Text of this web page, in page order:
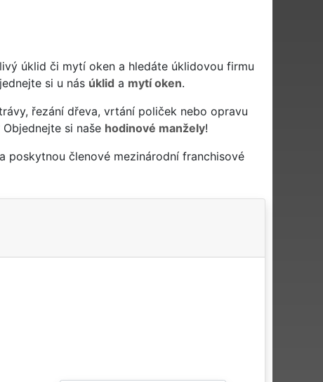
úklid či mytí oken a hledáte úklidovou firmu
si u nás úklid a mytí oken.
řezání dřeva, vrtání poliček nebo opravu
si naše hodinové manžely!
poskytnou členové mezinárodní franchisové